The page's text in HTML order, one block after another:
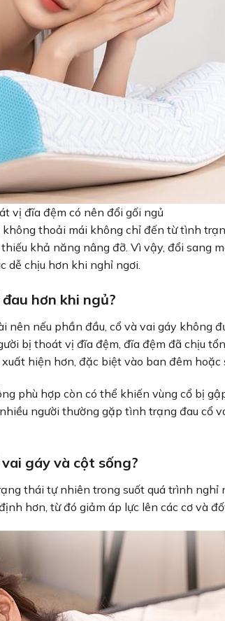
vị đĩa đệm có nên đổi gối ngủ
thoải mái không chỉ đến từ tình
khả năng nâng đỡ. Vì vậy, đổi sang
dễ chịu hơn khi nghỉ ngơi.
hơn khi ngủ?
nếu phần đầu, cổ và vai gáy không
bị thoát vị đĩa đệm, đĩa đệm đã chịu
hiện hơn, đặc biệt vào ban đêm hoặc
phù hợp còn có thể khiến vùng cổ bị
người thường gặp tình trạng đau cổ
gáy và cột sống?
thái tự nhiên trong suốt quá trình nghỉ
hơn, từ đó giảm áp lực lên các cơ và